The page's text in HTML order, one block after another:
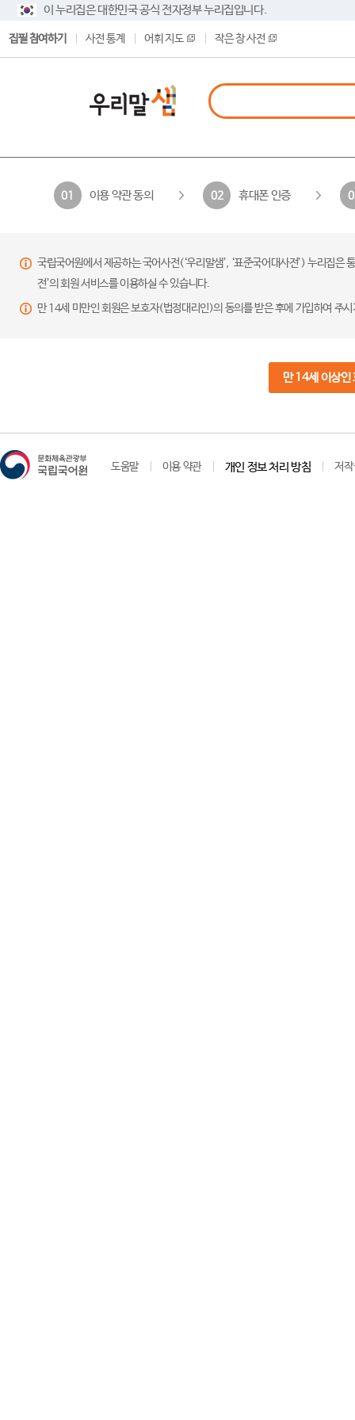
이 누리집은 대한민국 공식 전자정부 누리집입니다.
집필 참여하기 사전 통계 어휘 지도 작은 창 사전
01 이용 약관 동의 02 휴대폰 인증
국립국어원에서 제공하는 국어사전(‘우리말샘’, ‘표준국어대사전’) 누리집
전’의 회원 서비스를 이용하실 수 있습니다.
만 14세 미만인 회원은 보호자(법정대리인)의 동의를 받은 후에 가입하여 주
만 14세 이상인
도움말 이용 약관 개인 정보 처리 방침 저